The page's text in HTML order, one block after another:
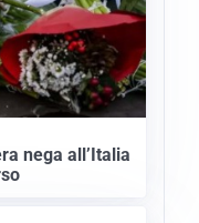
nega all’Italia